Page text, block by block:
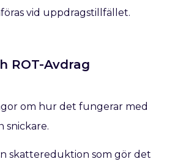
vid uppdragstillfället.
ROT-Avdrag
om hur det fungerar med
snickare.
skattereduktion som gör det